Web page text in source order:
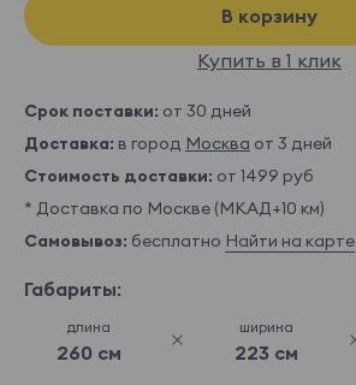
В корзину
Купить в 1 клик
Срок поставки: от 30 дней
Доставка: в город Москва от 3 дней
Стоимость доставки: от 1499 руб
* Доставка по Москве (МКАД+10 км)
Самовывоз: бесплатно Найти на карте
Габариты:
длина
260 см
ширина
223 см